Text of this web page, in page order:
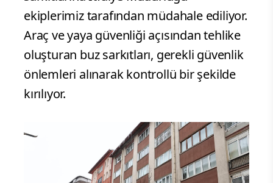
ekiplerimiz tarafından müdahale ediliyor.
Araç ve yaya güvenliği açısından tehlike
oluşturan buz sarkıtları, gerekli güvenlik
önlemleri alınarak kontrollü bir şekilde
kırılıyor.